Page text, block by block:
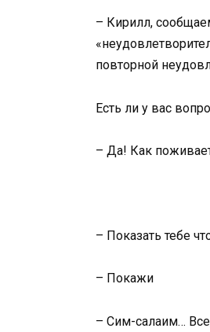
– Кирилл,
повторной
Есть ли у вас
– Да! Как
– Показать тебе
– Покажи
– Сим-салаим…